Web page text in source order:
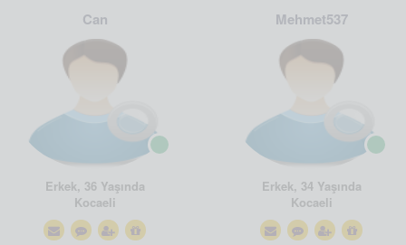
Can
Erkek, 36 Yaşında
Kocaeli
Mehmet537
Erkek, 34 Yaşında
Kocaeli